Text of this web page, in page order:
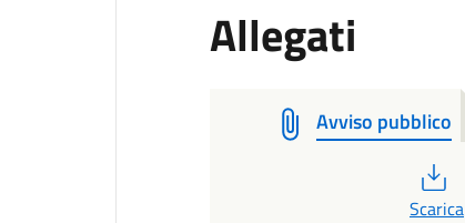
Allegati
Avviso pubblico
Scarica